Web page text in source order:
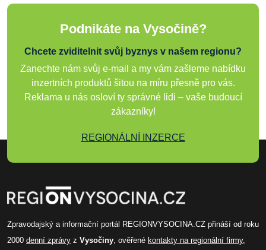
Podnikáte na Vysočině?
Chcete zviditelnit svůj byznys v našem regionu?
Zanechte nám svůj e-mail a my vám zašleme nabídku
inzertních produktů šitou na míru přesně pro vás.
Reklama u nás osloví ty správné lidi – vaše budoucí
zákazníky!
REGIONÁLNÍ INZERCE
Zpravodajský a informační portál REGIONVYSOCINA.CZ přináší od roku
2000 denní zprávy z Vysočiny , ověřené kontakty na regionální firmy,